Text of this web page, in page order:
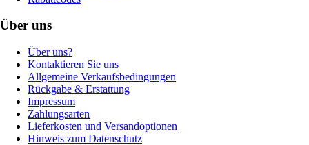
Über uns
Über uns?
Kontaktieren Sie uns
Allgemeine Verkaufsbedingungen
Rückgabe & Erstattung
Impressum
Zahlungsarten
Lieferkosten und Versandoptionen
Hinweis zum Datenschutz